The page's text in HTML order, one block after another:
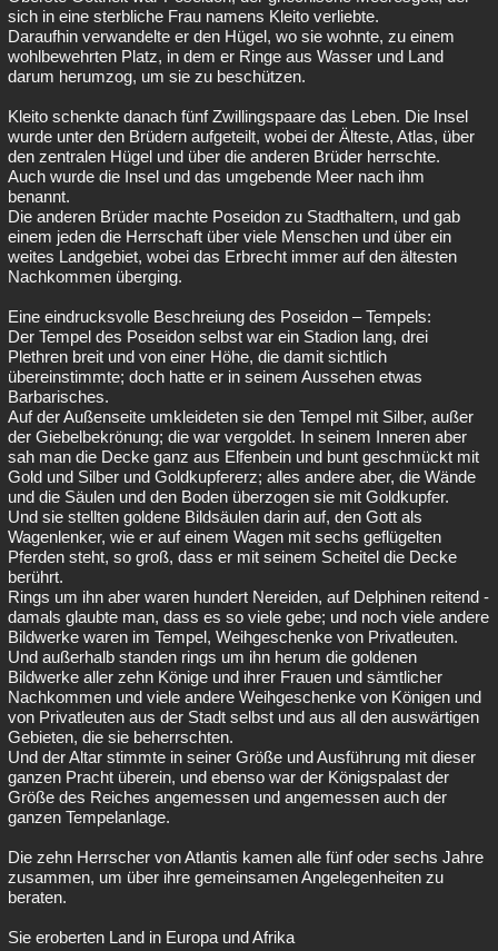
sich in eine sterbliche Frau namens Kleito verliebte.
Daraufhin verwandelte er den Hügel, wo sie wohnte, zu einem
wohlbewehrten Platz, in dem er Ringe aus Wasser und Land
darum herumzog, um sie zu beschützen.
Kleito schenkte danach fünf Zwillingspaare das Leben. Die Insel
wurde unter den Brüdern aufgeteilt, wobei der Älteste, Atlas, über
den zentralen Hügel und über die anderen Brüder herrschte.
Auch wurde die Insel und das umgebende Meer nach ihm
benannt.
Die anderen Brüder machte Poseidon zu Stadthaltern, und gab
einem jeden die Herrschaft über viele Menschen und über ein
weites Landgebiet, wobei das Erbrecht immer auf den ältesten
Nachkommen überging.
Eine eindrucksvolle Beschreiung des Poseidon – Tempels:
Der Tempel des Poseidon selbst war ein Stadion lang, drei
Plethren breit und von einer Höhe, die damit sichtlich
übereinstimmte; doch hatte er in seinem Aussehen etwas
Barbarisches.
Auf der Außenseite umkleideten sie den Tempel mit Silber, außer
der Giebelbekrönung; die war vergoldet. In seinem Inneren aber
sah man die Decke ganz aus Elfenbein und bunt geschmückt mit
Gold und Silber und Goldkupfererz; alles andere aber, die Wände
und die Säulen und den Boden überzogen sie mit Goldkupfer.
Und sie stellten goldene Bildsäulen darin auf, den Gott als
Wagenlenker, wie er auf einem Wagen mit sechs geflügelten
Pferden steht, so groß, dass er mit seinem Scheitel die Decke
berührt.
Rings um ihn aber waren hundert Nereiden, auf Delphinen reitend -
damals glaubte man, dass es so viele gebe; und noch viele andere
Bildwerke waren im Tempel, Weihgeschenke von Privatleuten.
Und außerhalb standen rings um ihn herum die goldenen
Bildwerke aller zehn Könige und ihrer Frauen und sämtlicher
Nachkommen und viele andere Weihgeschenke von Königen und
von Privatleuten aus der Stadt selbst und aus all den auswärtigen
Gebieten, die sie beherrschten.
Und der Altar stimmte in seiner Größe und Ausführung mit dieser
ganzen Pracht überein, und ebenso war der Königspalast der
Größe des Reiches angemessen und angemessen auch der
ganzen Tempelanlage.
Die zehn Herrscher von Atlantis kamen alle fünf oder sechs Jahre
zusammen, um über ihre gemeinsamen Angelegenheiten zu
beraten.
Sie eroberten Land in Europa und Afrika